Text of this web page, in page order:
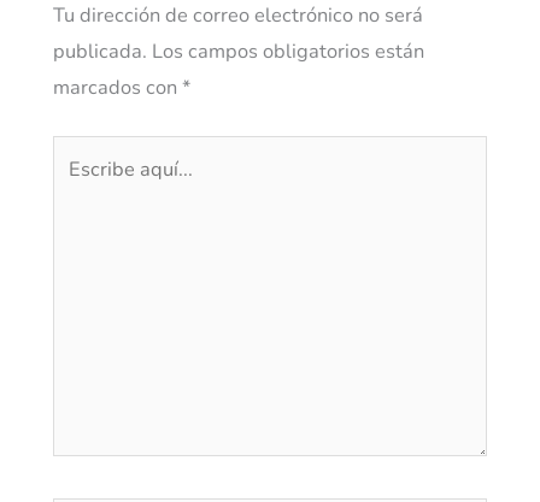
Tu dirección de correo electrónico no será
publicada. Los campos obligatorios están
marcados con *